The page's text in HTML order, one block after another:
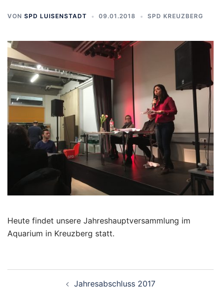
VON SPD LUISENSTADT 09.01.2018 SPD KREUZBERG
Heute findet unsere Jahreshauptversammlung im
Aquarium in Kreuzberg statt.
Jahresabschluss 2017